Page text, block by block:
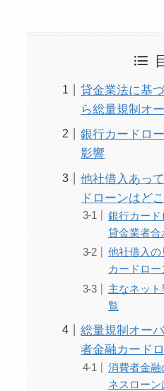
貸金業法に基
ら総量規制オ
銀行カードロ
影響
他社借入あっ
ドローンはど
銀行カード
貸金業者
他社借入
カードロー
主なネッ
覧
総量規制オー
者金融カード
消費者金融
ネスロー